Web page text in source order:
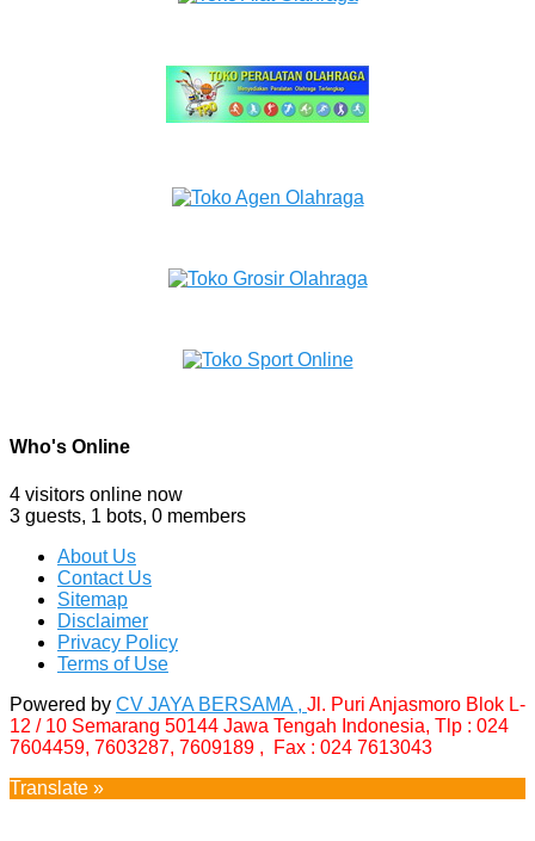
Who's Online
4 visitors online now
3 guests, 1 bots, 0 members
About Us
Contact Us
Sitemap
Disclaimer
Privacy Policy
Terms of Use
Powered by CV JAYA BERSAMA , Jl. Puri Anjasmoro Blok L-
12 / 10 Semarang 50144 Jawa Tengah Indonesia, Tlp : 024
7604459, 7603287, 7609189 , Fax : 024 7613043
Translate »